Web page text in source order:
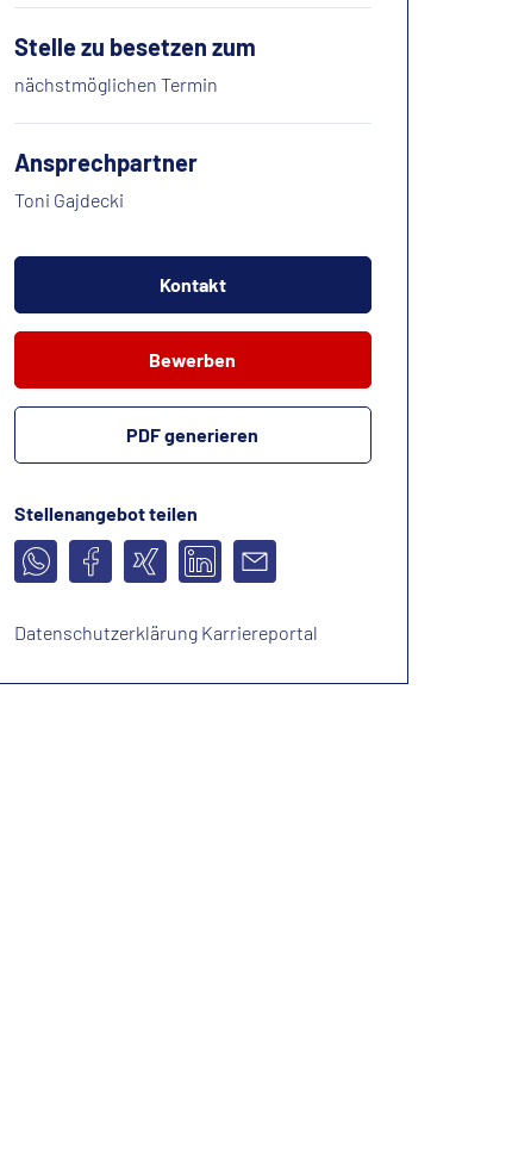
Stelle zu besetzen zum
nächstmöglichen Termin
Ansprechpartner
Toni Gajdecki
Kontakt
Bewerben
PDF generieren
Stellenangebot teilen
Datenschutzerklärung Karriereportal